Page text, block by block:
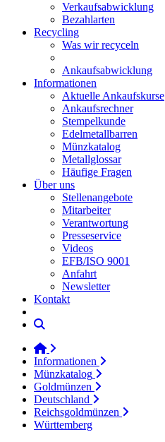
Verkaufsabwicklung
Bezahlarten
Recycling
Was wir recyceln
Ankaufsabwicklung
Informationen
Aktuelle Ankaufskurse
Ankaufsrechner
Stempelkunde
Edelmetallbarren
Münzkatalog
Metallglossar
Häufige Fragen
Über uns
Stellenangebote
Mitarbeiter
Verantwortung
Presseservice
Videos
EFB/ISO 9001
Anfahrt
Newsletter
Kontakt
Informationen
Münzkatalog
Goldmünzen
Deutschland
Reichsgoldmünzen
Württemberg